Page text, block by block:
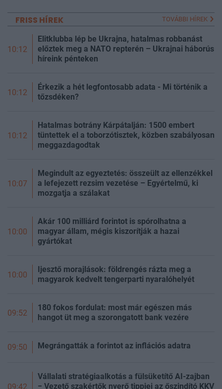
FRISS HÍREK TOVÁBBI HÍREK
10:12
Elitklubba lép be Ukrajna, hatalmas robbanást
előztek meg a NATO repterén – Ukrajnai háborús
híreink pénteken
10:12
Érkezik a hét legfontosabb adata - Mi történik a
tőzsdéken?
10:12
Hatalmas botrány Kárpátalján: 1500 embert
tüntettek el a toborzótisztek, közben szabályosan
meggazdagodtak
10:07
Megindult az egyeztetés: összeült az ellenzékkel
a lefejezett rezsim vezetése – Egyértelmű, ki
mozgatja a szálakat
10:00
Akár 100 milliárd forintot is spórolhatna a
magyar állam, mégis kiszorítják a hazai
gyártókat
10:00
Ijesztő morajlások: földrengés rázta meg a
magyarok kedvelt tengerparti nyaralóhelyét
09:52
180 fokos fordulat: most már egészen más
hangot üt meg a szorongatott bank vezére
09:50 Megrángatták a forintot az inflációs adatra
09:42
Vállalati stratégiaalkotás a fülsüketítő AI-zajban
− Vezető szakértők nyerő tippjei az őszindító KKV